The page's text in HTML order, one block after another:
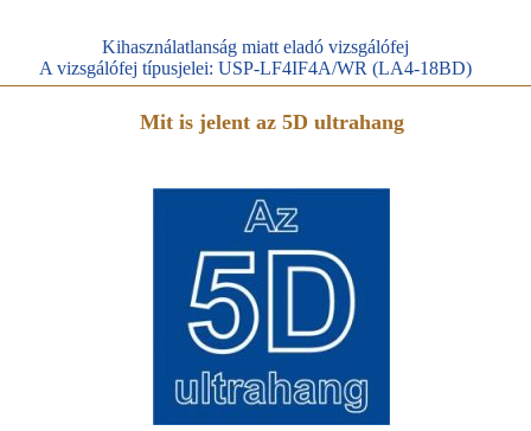
Kihasználatlanság miatt eladó vizsgálófej
A vizsgálófej típusjelei: USP-LF4IF4A/WR (LA4-18BD)
Mit is jelent az 5D ultrahang